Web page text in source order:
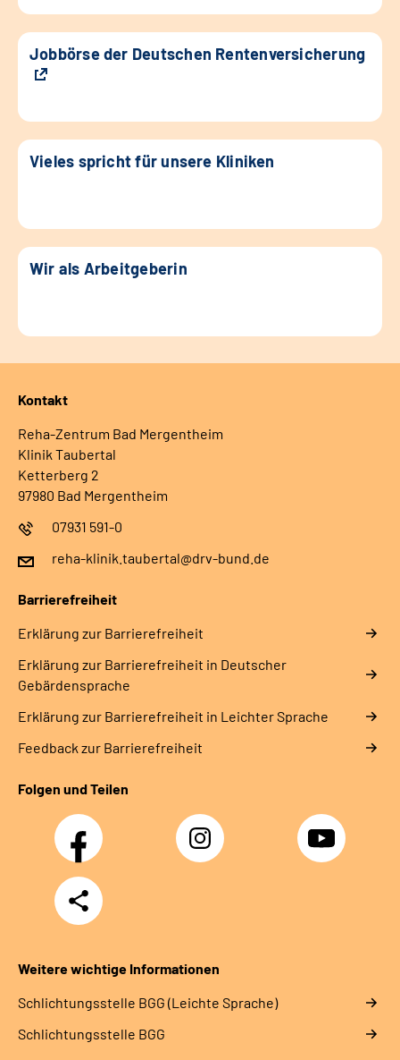
Jobbörse der Deutschen Rentenversicherung
Vieles spricht für unsere Kliniken
Wir als Arbeitgeberin
Kontakt
Reha-Zentrum Bad Mergentheim
Klinik Taubertal
Ketterberg 2
97980 Bad Mergentheim
07931 591-0
reha-klinik.taubertal@drv-bund.de
Barrierefreiheit
Erklärung zur Barrierefreiheit
Erklärung zur Barrierefreiheit in Deutscher
Gebärdensprache
Erklärung zur Barrierefreiheit in Leichter Sprache
Feedback zur Barrierefreiheit
Folgen und Teilen
Facebook Instagram YouTube
Teilen
Weitere wichtige Informationen
Schlich­tungs­stel­le BGG (Leichte Sprache)
Schlich­tungs­stel­le BGG